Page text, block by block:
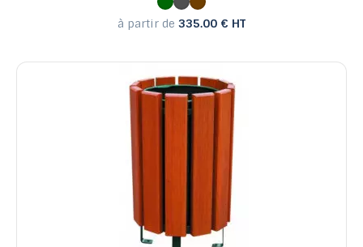
à partir de 335.00 € HT